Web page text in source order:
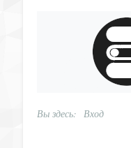
Вы здесь: Вход